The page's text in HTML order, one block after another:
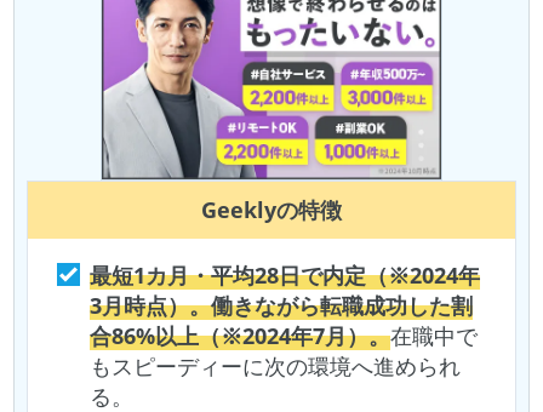
Geeklyの特徴
最短1カ月・平均28日で内定（※2024年
3月時点）。働きながら転職成功した割
合86%以上（※2024年7月）。在職中で
もスピーディーに次の環境へ進められ
る。